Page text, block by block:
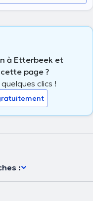
à Etterbeek et
cette page ?
clics !
: